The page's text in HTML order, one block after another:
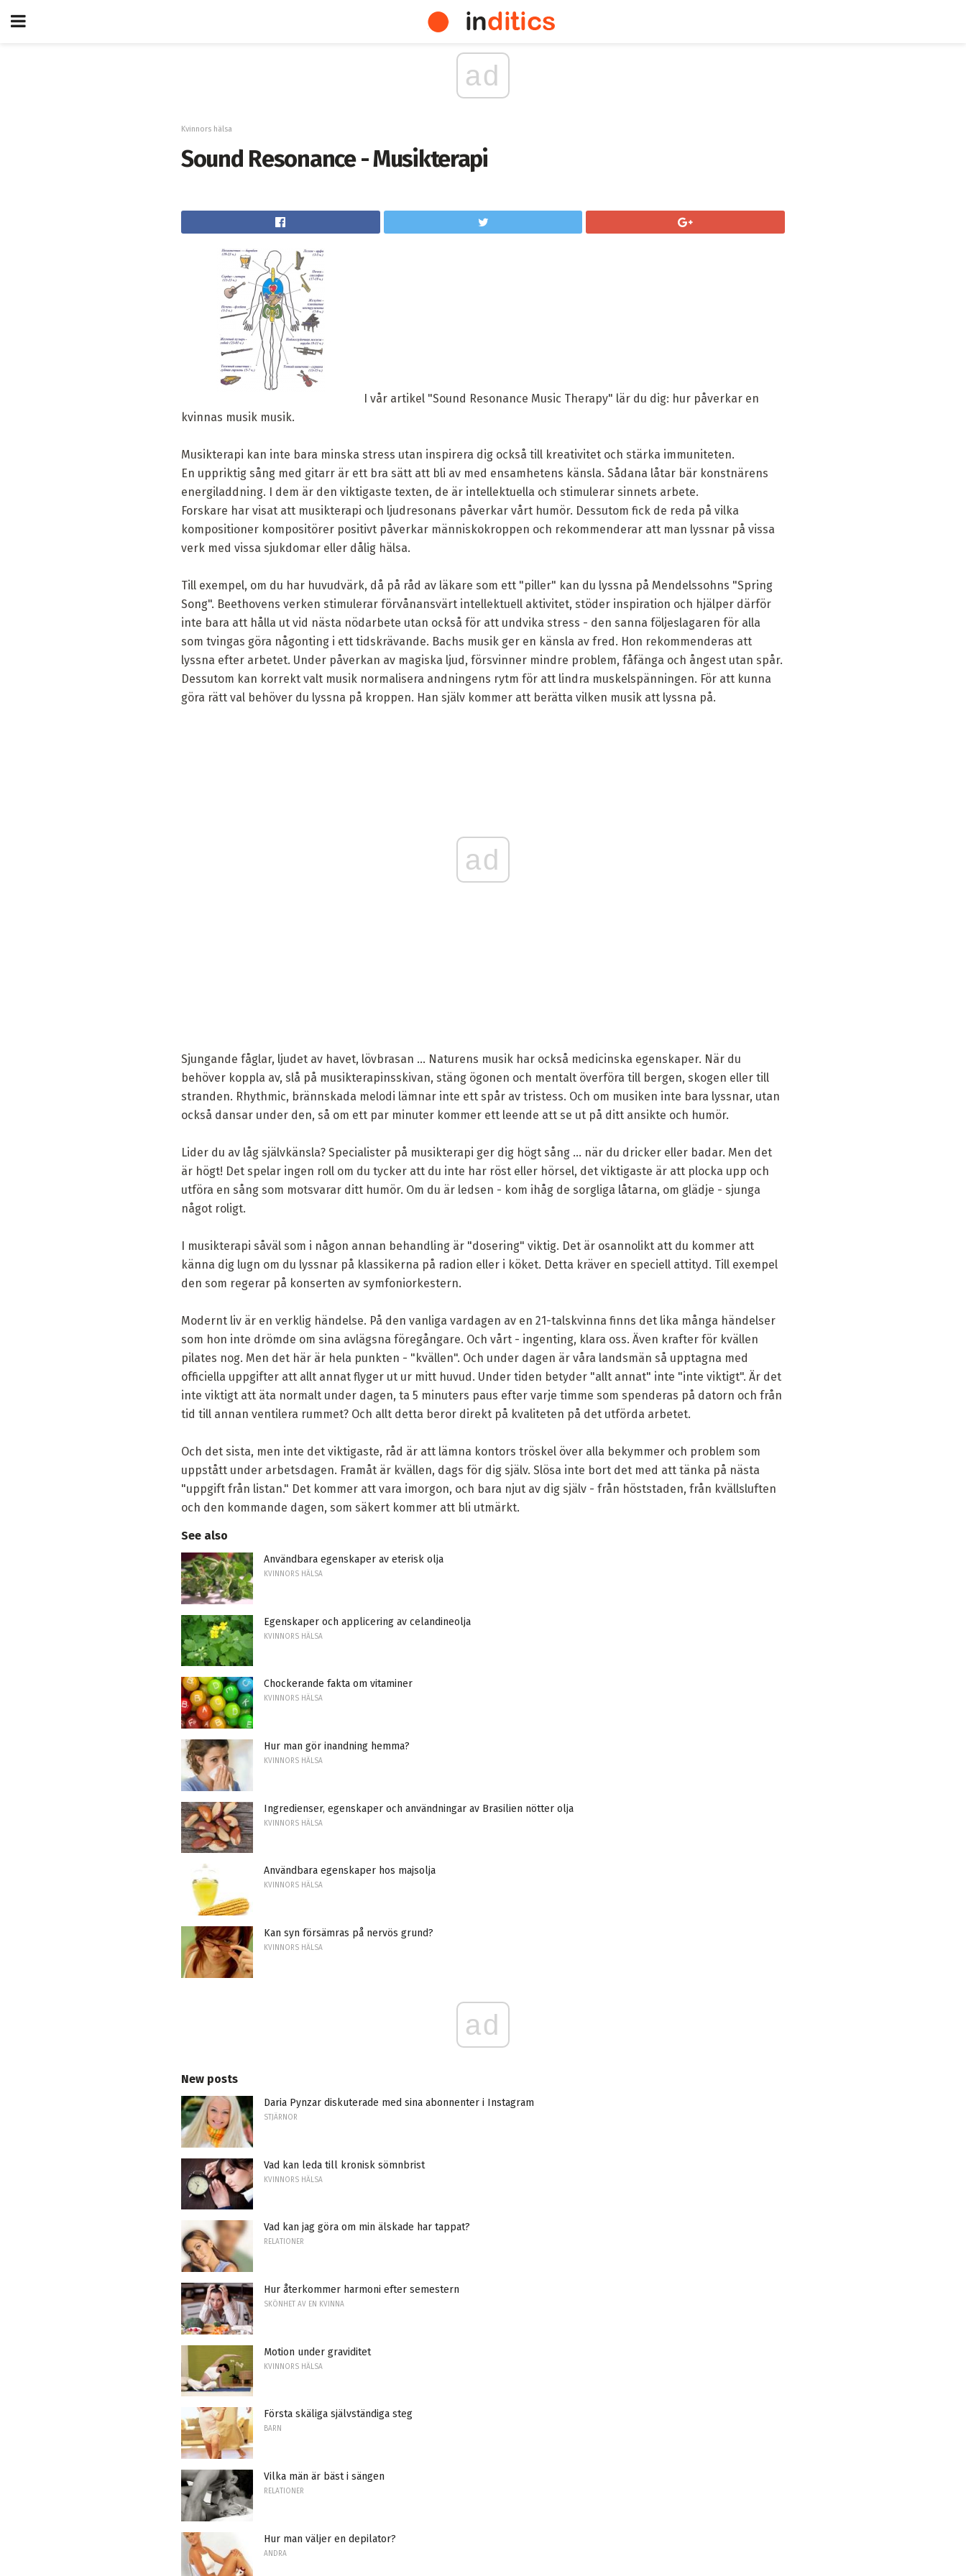
ad
Kvinnors hälsa
Sound Resonance - Musikterapi
I vår artikel "Sound Resonance Music Therapy" lär du dig: hur påverkar en
kvinnas musik musik.
Musikterapi kan inte bara minska stress utan inspirera dig också till kreativitet och stärka immuniteten.
En uppriktig sång med gitarr är ett bra sätt att bli av med ensamhetens känsla. Sådana låtar bär konstnärens
energiladdning. I dem är den viktigaste texten, de är intellektuella och stimulerar sinnets arbete.
Forskare har visat att musikterapi och ljudresonans påverkar vårt humör. Dessutom fick de reda på vilka
kompositioner kompositörer positivt påverkar människokroppen och rekommenderar att man lyssnar på vissa
verk med vissa sjukdomar eller dålig hälsa.
Till exempel, om du har huvudvärk, då på råd av läkare som ett "piller" kan du lyssna på Mendelssohns "Spring
Song". Beethovens verken stimulerar förvånansvärt intellektuell aktivitet, stöder inspiration och hjälper därför
inte bara att hålla ut vid nästa nödarbete utan också för att undvika stress - den sanna följeslagaren för alla
som tvingas göra någonting i ett tidskrävande. Bachs musik ger en känsla av fred. Hon rekommenderas att
lyssna efter arbetet. Under påverkan av magiska ljud, försvinner mindre problem, fåfänga och ångest utan spår.
Dessutom kan korrekt valt musik normalisera andningens rytm för att lindra muskelspänningen. För att kunna
göra rätt val behöver du lyssna på kroppen. Han själv kommer att berätta vilken musik att lyssna på.
ad
Sjungande fåglar, ljudet av havet, lövbrasan ... Naturens musik har också medicinska egenskaper. När du
behöver koppla av, slå på musikterapinsskivan, stäng ögonen och mentalt överföra till bergen, skogen eller till
stranden. Rhythmic, brännskada melodi lämnar inte ett spår av tristess. Och om musiken inte bara lyssnar, utan
också dansar under den, så om ett par minuter kommer ett leende att se ut på ditt ansikte och humör.
Lider du av låg självkänsla? Specialister på musikterapi ger dig högt sång ... när du dricker eller badar. Men det
är högt! Det spelar ingen roll om du tycker att du inte har röst eller hörsel, det viktigaste är att plocka upp och
utföra en sång som motsvarar ditt humör. Om du är ledsen - kom ihåg de sorgliga låtarna, om glädje - sjunga
något roligt.
I musikterapi såväl som i någon annan behandling är "dosering" viktig. Det är osannolikt att du kommer att
känna dig lugn om du lyssnar på klassikerna på radion eller i köket. Detta kräver en speciell attityd. Till exempel
den som regerar på konserten av symfoniorkestern.
Modernt liv är en verklig händelse. På den vanliga vardagen av en 21-talskvinna finns det lika många händelser
som hon inte drömde om sina avlägsna föregångare. Och vårt - ingenting, klara oss. Även krafter för kvällen
pilates nog. Men det här är hela punkten - "kvällen". Och under dagen är våra landsmän så upptagna med
officiella uppgifter att allt annat flyger ut ur mitt huvud. Under tiden betyder "allt annat" inte "inte viktigt". Är det
inte viktigt att äta normalt under dagen, ta 5 minuters paus efter varje timme som spenderas på datorn och från
tid till annan ventilera rummet? Och allt detta beror direkt på kvaliteten på det utförda arbetet.
Och det sista, men inte det viktigaste, råd är att lämna kontors tröskel över alla bekymmer och problem som
uppstått under arbetsdagen. Framåt är kvällen, dags för dig själv. Slösa inte bort det med att tänka på nästa
"uppgift från listan." Det kommer att vara imorgon, och bara njut av dig själv - från höststaden, från kvällsluften
och den kommande dagen, som säkert kommer att bli utmärkt.
See also
Användbara egenskaper av eterisk olja
KVINNORS HÄLSA
Egenskaper och applicering av celandineolja
KVINNORS HÄLSA
Chockerande fakta om vitaminer
KVINNORS HÄLSA
Hur man gör inandning hemma?
KVINNORS HÄLSA
Ingredienser, egenskaper och användningar av Brasilien nötter olja
KVINNORS HÄLSA
Användbara egenskaper hos majsolja
KVINNORS HÄLSA
Kan syn försämras på nervös grund?
KVINNORS HÄLSA
ad
New posts
Daria Pynzar diskuterade med sina abonnenter i Instagram
STJÄRNOR
Vad kan leda till kronisk sömnbrist
KVINNORS HÄLSA
Vad kan jag göra om min älskade har tappat?
RELATIONER
Hur återkommer harmoni efter semestern
SKÖNHET AV EN KVINNA
Motion under graviditet
KVINNORS HÄLSA
Första skäliga självständiga steg
BARN
Vilka män är bäst i sängen
RELATIONER
Hur man väljer en depilator?
ANDRA